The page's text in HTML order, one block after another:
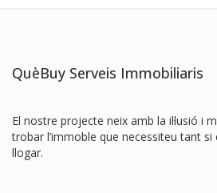
QuèBuy Serveis Immobiliaris
El nostre projecte neix amb la il·lusió i
trobar l’immoble que necessiteu tant
llogar.